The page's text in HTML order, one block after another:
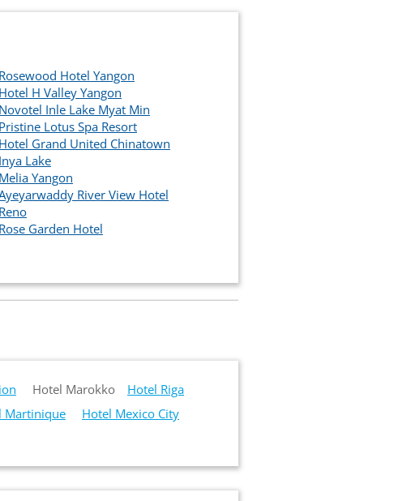
Rosewood Hotel Yangon
Hotel H Valley Yangon
Novotel Inle Lake Myat Min
Pristine Lotus Spa Resort
Hotel Grand United Chinatown
Inya Lake
Melia Yangon
River View Hotel
Reno
Rose Garden Hotel
Hotel Marokko
Hotel Riga
Martinique
Hotel Mexico City